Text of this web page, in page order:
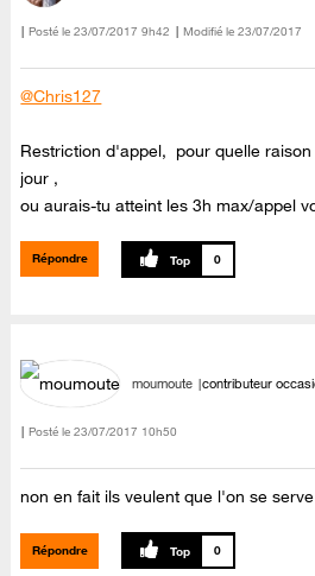
Posté le ‎23/07/2017 9h42 Modifié le 23/07/2017
@Chris127
Restriction d'appel, pour quelle
jour ,
ou aurais-tu atteint les 3h max/appel
Répondre 0
moumoute contributeur
Posté le ‎23/07/2017 10h50
non en fait ils veulent que l'on se
Répondre 0